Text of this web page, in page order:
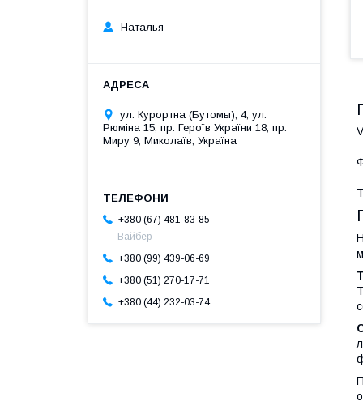
Наталья
ул. Курортна (Бутомы), 4, ул.
Рюміна 15, пр. Героїв України 18, пр.
Миру 9, Миколаїв, Україна
+380 (67) 481-83-85
Вайбер
+380 (99) 439-06-69
+380 (51) 270-17-71
+380 (44) 232-03-74